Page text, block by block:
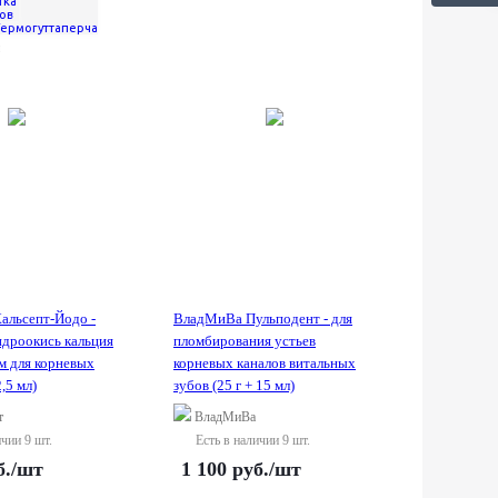
Йодо -
кальция
для корневых
мл)
9 шт.
/шт
ВладМиВа Пульподент - для
пломбирования устьев
корневых каналов витальных
зубов (25 г + 15 мл)
ВладМиВа
Есть в наличии 9 шт.
1 100 руб./шт